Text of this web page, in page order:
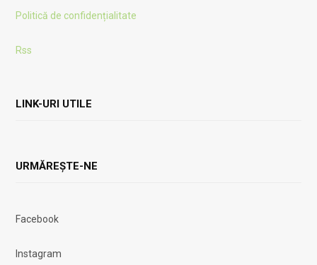
Politică de confidențialitate
Rss
LINK-URI UTILE
URMĂREȘTE-NE
Facebook
Instagram